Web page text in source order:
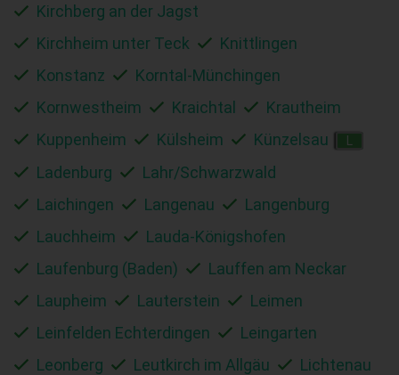
Kirchberg an der Jagst
Kirchheim unter Teck
Knittlingen
Konstanz
Korntal-Münchingen
Kornwestheim
Kraichtal
Krautheim
Kuppenheim
Külsheim Künzelsau
Ladenburg
Lahr/Schwarzwald
Laichingen
Langenau
Langenburg
Lauchheim
Lauda-Königshofen
Laufenburg (Baden)
Lauffen am Neckar
Laupheim
Lauterstein
Leimen
Leinfelden Echterdingen
Leingarten
Leonberg
Leutkirch im Allgäu
Lichtenau